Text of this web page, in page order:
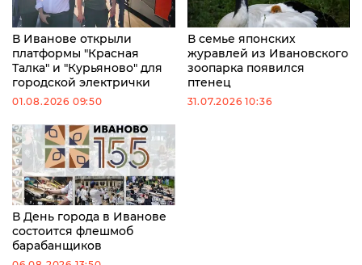
В Иванове открыли
платформы "Красная
Талка" и "Курьяново" для
городской электрички
01.08.2026 09:50
В семье японских
журавлей из Ивановского
зоопарка появился
птенец
31.07.2026 10:36
В День города в Иванове
состоится флешмоб
барабанщиков